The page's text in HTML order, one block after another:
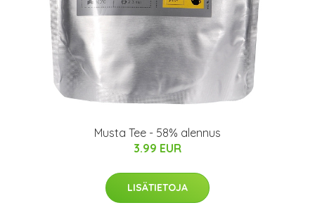
Musta Tee - 58% alennus
3.99 EUR
LISÄTIETOJA